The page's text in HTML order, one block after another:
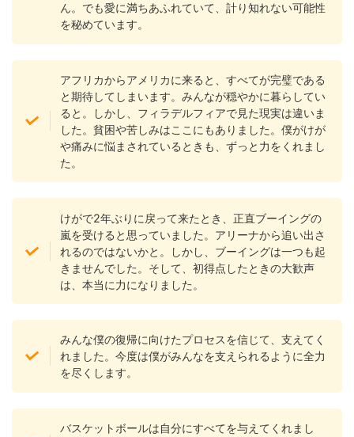
ん。でも愛に満ちあふれていて、計り知れない可能性
を秘めています。
アフリカからアメリカに来ると、すべてが完璧である
と期待してしまいます。みんなが穏やかに暮らしてい
ると。しかし、フィラデルフィアで見た現実は違いま
した。貧困や苦しみはここにもありました。僕がけが
や痛みに悩まされているときも、ずっと力をくれまし
た。
けがで2年ぶりに戻って来たとき、正直ブーイングの
嵐を受けると思っていました。アリーナから追い出さ
れるのではないかと。しかし、ブーイングは一つも起
きませんでした。そして、初得点したときの大歓声
は、本当に力になりました。
みんな僕の復帰に向けたプロセスを信じて、支えてく
れました。今度は僕がみんなを支えられるように全力
を尽くします。
バスケットボールは自分にすべてを与えてくれまし